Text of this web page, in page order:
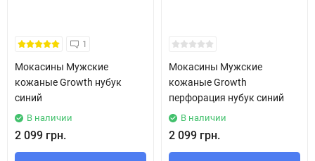
1
Мокасины Мужские
кожаные Growth нубук
синий
В наличии
2 099 грн.
Мокасины Мужские
кожаные Growth
перфорация нубук синий
В наличии
2 099 грн.